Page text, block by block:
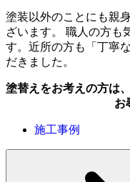
塗装以外のことにも親
ざいます。 職人の方も
す。近所の方も「丁寧
だきました。
塗替えをお考えの方は
お
施工事例